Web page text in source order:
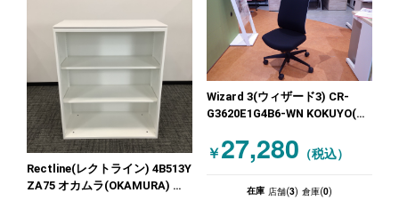
Rectline(レクトライン) 4B513Y
ZA75 オカムラ(OKAMURA) オ
Wizard 3(ウィザード3) CR-
G3620E1G4B6-WN KOKUYO(コ
ェア ブラック
￥27,280 （税込）
在庫 店舗(3) 倉庫(0)